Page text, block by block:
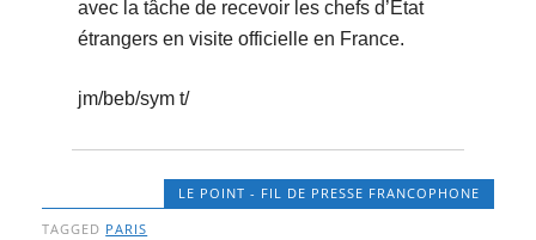
avec la tâche de recevoir les chefs d’Etat
étrangers en visite officielle en France.
jm/beb/sym t/
LE POINT - FIL DE PRESSE FRANCOPHONE
TAGGED PARIS